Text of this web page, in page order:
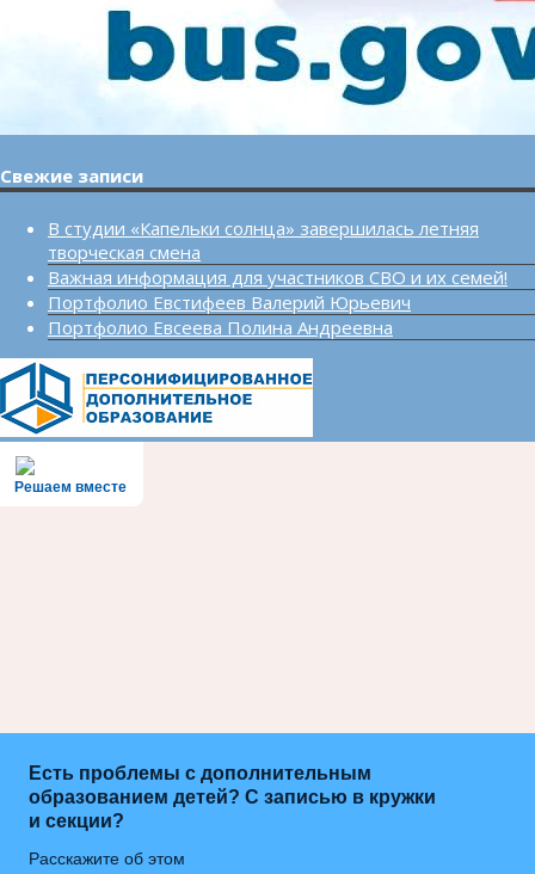
Свежие записи
В студии «Капельки солнца» завершилась летняя
творческая смена
Важная информация для участников СВО и их семей!
Портфолио Евстифеев Валерий Юрьевич
Портфолио Евсеева Полина Андреевна
Решаем вместе
Есть проблемы с дополнительным
образованием детей? С записью в кружки
и секции?
Расскажите об этом